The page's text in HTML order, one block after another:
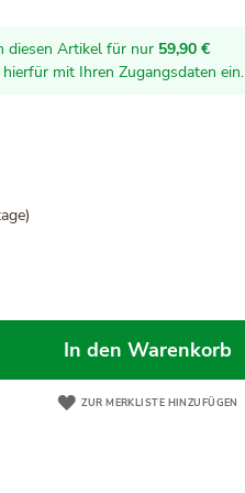
diesen Artikel für nur 59,90 €
mit Ihren Zugangsdaten ein.
In den Warenkorb
ZUR MERKLISTE HINZUFÜGEN